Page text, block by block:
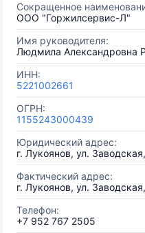
Сокращенное
ООО "Горжилсервис-Л"
Имя руководителя:
Людмила Александровна
ИНН:
5221002661
ОГРН:
1155243000439
Юридический адрес:
г. Лукоянов, ул.
Фактический адрес:
г. Лукоянов, ул.
Телефон:
+7 952 767 2505